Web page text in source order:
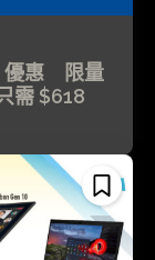
優惠 限量
需 $618